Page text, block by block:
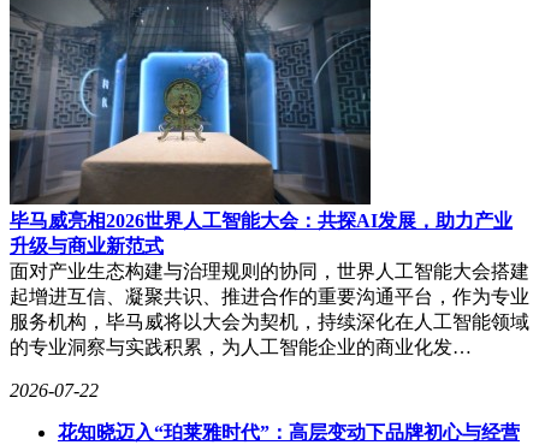
他们深耕细分需求，用差异化产品和高品质把控赢得了属于自
己的市场。在平台的基建支持与规则优化下，更多像他们这样
的中小商家正迎来更加广阔的发展前景。
毕马威亮相2026世界人工智能大会：共探AI发展，助力产业
升级与商业新范式
面对产业生态构建与治理规则的协同，世界人工智能大会搭建
起增进互信、凝聚共识、推进合作的重要沟通平台，作为专业
服务机构，毕马威将以大会为契机，持续深化在人工智能领域
的专业洞察与实践积累，为人工智能企业的商业化发…
2026-07-22
花知晓迈入“珀莱雅时代”：高层变动下品牌初心与经营